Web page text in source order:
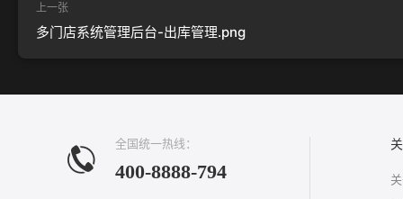
上一张
多门店系统管理后台-出库管理.png
全国统一热线：
400-8888-794